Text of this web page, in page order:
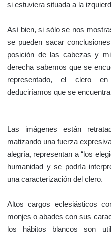
si estuviera situada a la
Así bien, si sólo se nos
se pueden sacar
posición de las cabezas y
derecha sabemos que se
representado, el clero
deduciríamos que se
Las imágenes están
matizando una fuerza
alegría, representan a “los
humanidad y se podría
una caracterización del clero.
Altos cargos eclesiásticos
monjes o abades con sus
los hábitos blancos son